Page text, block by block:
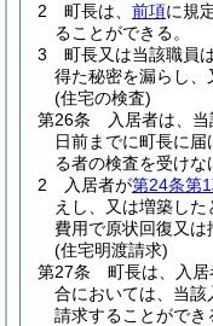
2
町長は、 前項に規
ることができる。
3
町長又は当該職員は
得た秘密を漏らし、
(住宅の検査)
第26条
入居者は、
日前までに町長に
る者の検査を受けな
2
入居者が第24条第
えし、又は増築した
費用で原状回復又は
(住宅明渡請求)
第27条
町長は、入居
合においては、当該
請求することができ